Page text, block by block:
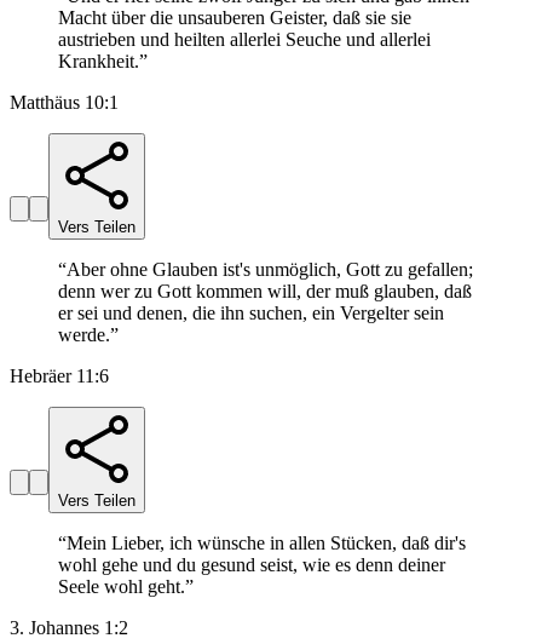
Macht über die unsauberen Geister, daß sie sie
austrieben und heilten allerlei Seuche und allerlei
Krankheit.”
Matthäus 10:1
Vers Teilen
“Aber ohne Glauben ist's unmöglich, Gott zu gefallen;
denn wer zu Gott kommen will, der muß glauben, daß
er sei und denen, die ihn suchen, ein Vergelter sein
werde.”
Hebräer 11:6
Vers Teilen
“Mein Lieber, ich wünsche in allen Stücken, daß dir's
wohl gehe und du gesund seist, wie es denn deiner
Seele wohl geht.”
3. Johannes 1:2